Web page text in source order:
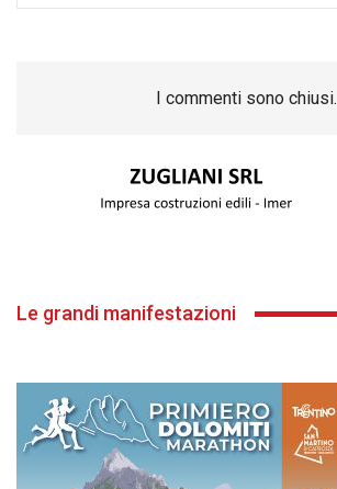
I commenti sono chiusi.
Le grandi manifestazioni